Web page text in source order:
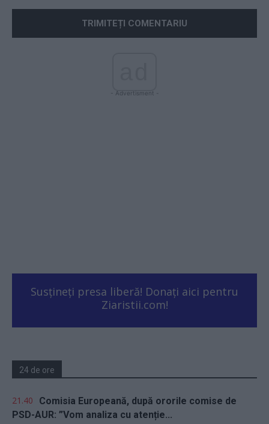
- Advertisment -
Susțineți presa liberă! Donați aici pentru
Ziaristii.com!
24 de ore
21.40
Comisia Europeană, după ororile comise de
PSD-AUR: ”Vom analiza cu atenție...